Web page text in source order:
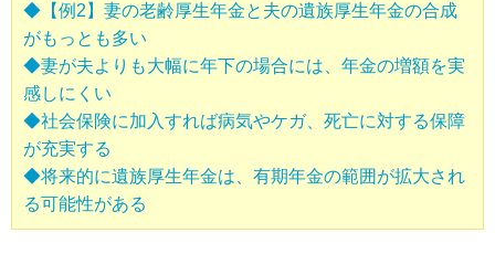
◆【例2】妻の老齢厚生年金と夫の遺族厚生年金の合成
がもっとも多い
◆妻が夫よりも大幅に年下の場合には、年金の増額を実
感しにくい
◆社会保険に加入すれば病気やケガ、死亡に対する保障
が充実する
◆将来的に遺族厚生年金は、有期年金の範囲が拡大され
る可能性がある